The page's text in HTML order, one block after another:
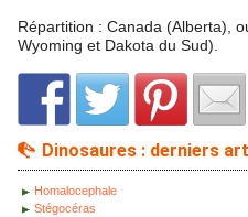
Répartition : Canada (Alberta),
Wyoming et Dakota du Sud).
Dinosaures : derniers
Homalocephale
Stégocéras